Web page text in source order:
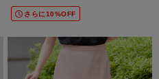
さらに10%OFF